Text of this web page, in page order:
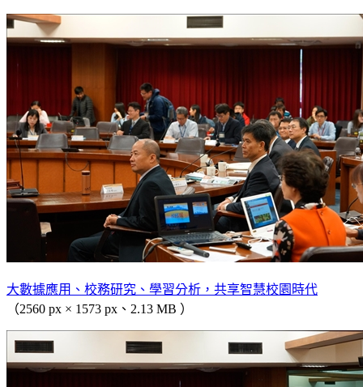
大數據應用、校務研究、學習分析，共享智慧校園時代
（2560 px × 1573 px、2.13 MB ）